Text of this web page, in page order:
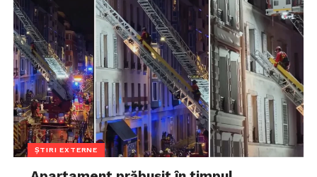
ȘTIRI EXTERNE